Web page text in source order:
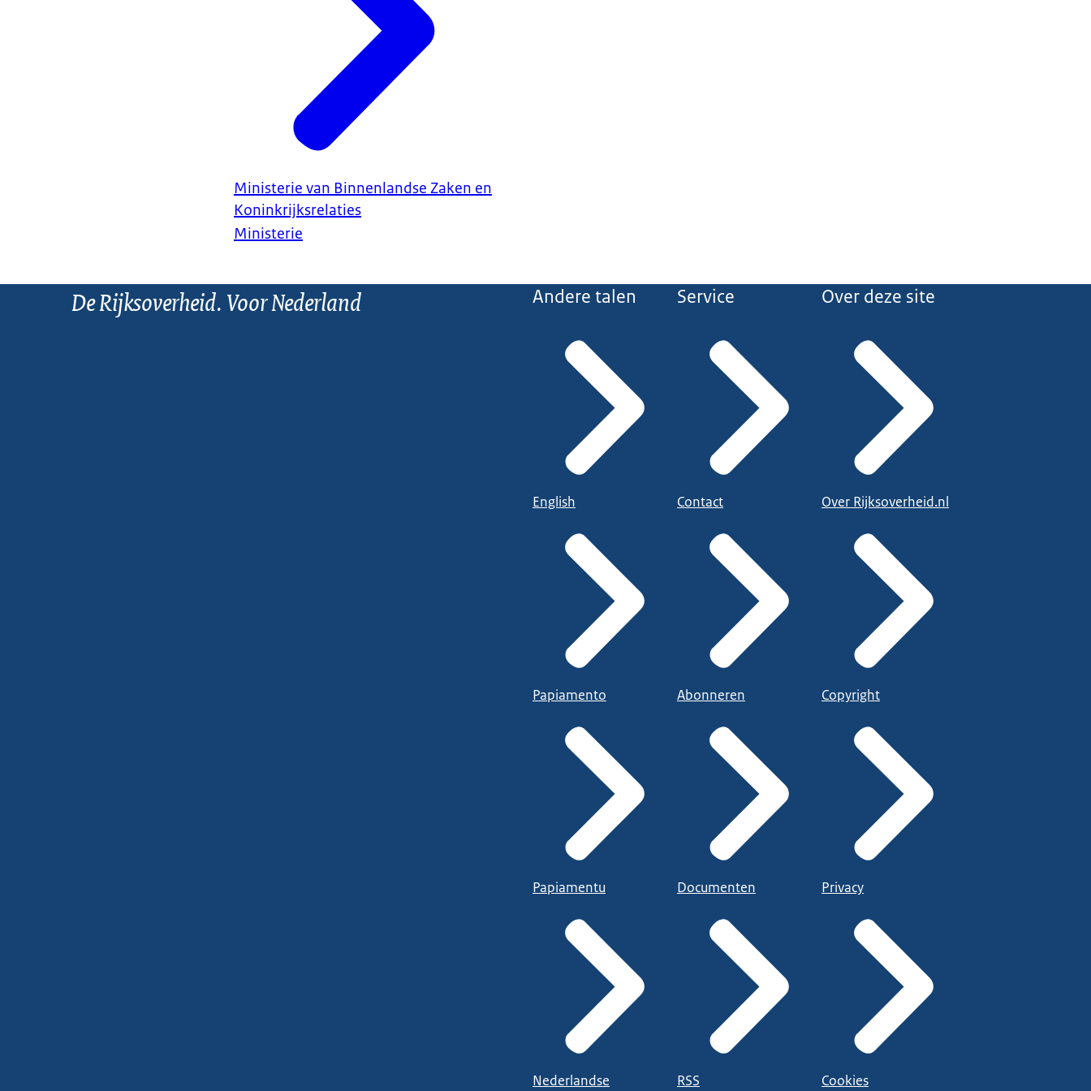
Ministerie van Binnenlandse Zaken en
Koninkrijksrelaties
Ministerie
De Rijksoverheid. Voor Nederland Andere talen
English
Papiamento
Papiamentu
Nederlandse
Service
Contact
Abonneren
Documenten
RSS
Over deze site
Over Rijksoverheid.nl
Copyright
Privacy
Cookies